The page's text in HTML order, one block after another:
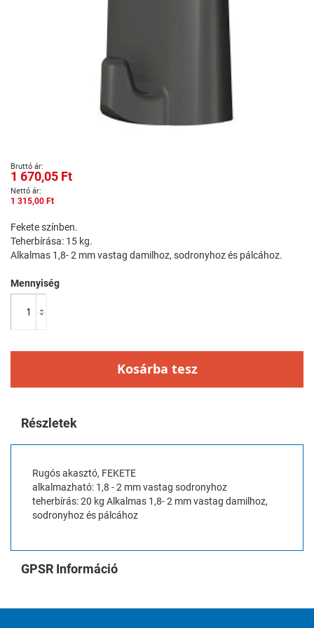
Ugrás
a
képgaléria
elejére
1 670,05 Ft
1 315,00 Ft
Fekete színben.
Teherbírása: 15 kg.
Alkalmas 1,8- 2 mm vastag damilhoz, sodronyhoz és pálcához.
Mennyiség
Kosárba tesz
Részletek
Rugós akasztó, FEKETE
alkalmazható: 1,8 - 2 mm vastag sodronyhoz
teherbírás: 20 kg Alkalmas 1,8- 2 mm vastag damilhoz,
sodronyhoz és pálcához
GPSR Információ